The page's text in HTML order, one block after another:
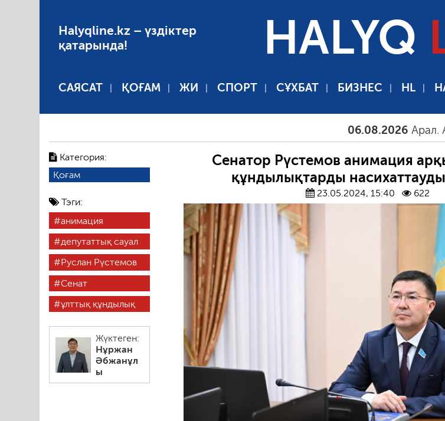
Halyqline.kz – үздіктер
қатарында!
HALYQ
САЯСАТ ҚОҒАМ ЖИ СПОРТ СҰХБАТ БИЗНЕС HL
06.08.2026 Арал. Ажал.
Категория:
Қоғам
Тэги:
анимация
депутаттық сауал
Руслан Рүстемов
Сенат
ұлттық құндылық
Жүктеген:
Нұржан
Әбжанұл
ы
Сенатор Рүстемов анимация
құндылықтарды
23.05.2024, 15:40 622